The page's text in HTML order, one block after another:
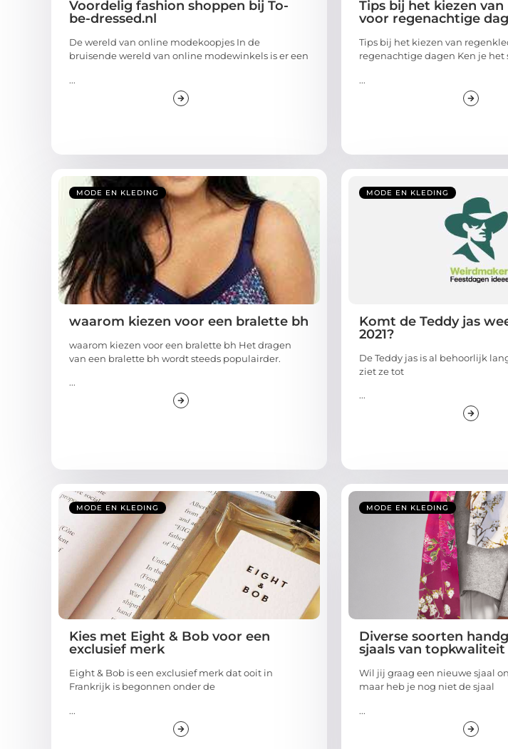
Voordelig fashion shoppen bij To-
be-dressed.nl
De wereld van online modekoopjes In de
bruisende wereld van online modewinkels is er een
...
Tips bij het kiezen
voor regenachtige
Tips bij het kiezen van
regenachtige dagen Ken je het
...
MODE EN KLEDING
waarom kiezen voor een bralette bh
waarom kiezen voor een bralette bh Het dragen
van een bralette bh wordt steeds populairder.
...
MODE EN KLEDING
Komt de Teddy jas
2021?
De Teddy jas is al behoorlijk
ziet ze tot
...
MODE EN KLEDING
Kies met Eight & Bob voor een
exclusief merk
Eight & Bob is een exclusief merk dat ooit in
Frankrijk is begonnen onder de
...
MODE EN KLEDING
Diverse soorten
sjaals van topkwaliteit
Wil jij graag een nieuwe sjaal
maar heb je nog niet de sjaal
...